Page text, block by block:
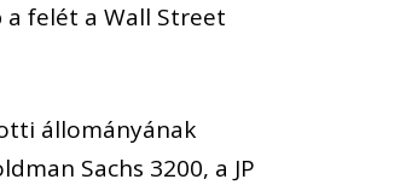
felét a Wall Street
állományának
Sachs 3200, a JP